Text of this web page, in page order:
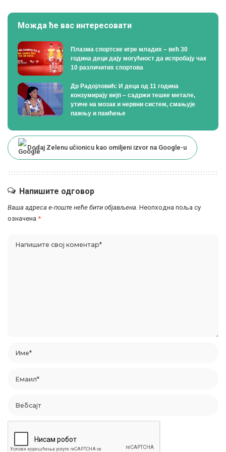
Можда ће вас интересовати
Плазма спортске игре младих – већ 30
година деци дају могућност да испробају чак
10 различитих спортова
Др Радојловић: И деца од 11 година
конзумирају вејп – садржи тешке метале,
утиче на мозак и нервни систем, смањује
пажњу и памћење
Dodaj Zelenu učionicu kao omiljeni izvor na Google-u
Напишите одговор
Ваша адреса е-поште неће бити објављена. Неопходна поља су
означена *